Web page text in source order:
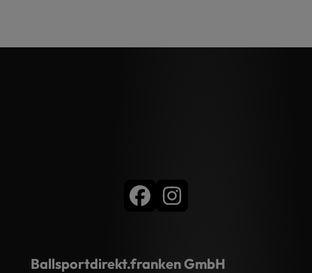
Ballsportdirekt.franken GmbH